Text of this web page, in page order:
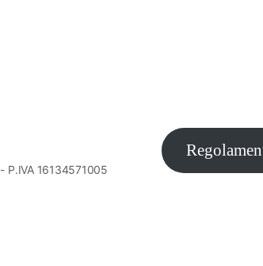
- P.IVA 16134571005